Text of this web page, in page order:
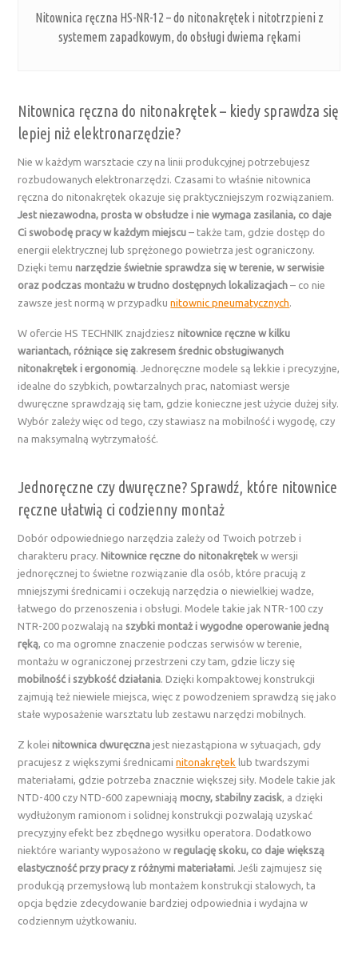
Nitownica ręczna HS-NR-12 – do nitonakrętek i nitotrzpieni z
systemem zapadkowym, do obsługi dwiema rękami
Nitownica ręczna do nitonakrętek – kiedy sprawdza się
lepiej niż elektronarzędzie?
Nie w każdym warsztacie czy na linii produkcyjnej potrzebujesz
rozbudowanych elektronarzędzi. Czasami to właśnie nitownica
ręczna do nitonakrętek okazuje się praktyczniejszym rozwiązaniem.
Jest niezawodna, prosta w obsłudze i nie wymaga zasilania, co daje
Ci swobodę pracy w każdym miejscu – także tam, gdzie dostęp do
energii elektrycznej lub sprężonego powietrza jest ograniczony.
Dzięki temunarzędzie świetnie sprawdza się w terenie, w serwisie
oraz podczas montażu w trudno dostępnych lokalizacjach – co nie
zawsze jest normą w przypadkunitownic pneumatycznych.
W ofercie HS TECHNIK znajdziesznitownice ręczne w kilku
wariantach, różniące się zakresem średnic obsługiwanych
nitonakrętek i ergonomią. Jednoręczne modele są lekkie i precyzyjne,
idealne do szybkich, powtarzalnych prac, natomiast wersje
dwuręczne sprawdzają się tam, gdzie konieczne jest użycie dużej siły.
Wybór zależy więc od tego, czy stawiasz na mobilność i wygodę, czy
na maksymalną wytrzymałość.
Jednoręczne czy dwuręczne? Sprawdź, które nitownice
ręczne ułatwią ci codzienny montaż
Dobór odpowiedniego narzędzia zależy od Twoich potrzeb i
charakteru pracy. Nitownice ręczne do nitonakrętek w wersji
jednoręcznej to świetne rozwiązanie dla osób, które pracują z
mniejszymi średnicami i oczekują narzędzia o niewielkiej wadze,
łatwego do przenoszenia i obsługi. Modele takie jak NTR-100 czy
NTR-200 pozwalają na szybki montaż i wygodne operowanie jedną
ręką, co ma ogromne znaczenie podczas serwisów w terenie,
montażu w ograniczonej przestrzeni czy tam, gdzie liczy się
mobilność i szybkość działania. Dzięki kompaktowej konstrukcji
zajmują też niewiele miejsca, więc z powodzeniem sprawdzą się jako
stałe wyposażenie warsztatu lub zestawu narzędzi mobilnych.
Z koleinitownica dwuręczna jest niezastąpiona w sytuacjach, gdy
pracujesz z większymi średnicaminitonakrętek lub twardszymi
materiałami, gdzie potrzeba znacznie większej siły. Modele takie jak
NTD-400 czy NTD-600 zapewniająmocny, stabilny zacisk, a dzięki
wydłużonym ramionom i solidnej konstrukcji pozwalają uzyskać
precyzyjny efekt bez zbędnego wysiłku operatora. Dodatkowo
niektóre warianty wyposażono wregulację skoku, co daje większą
elastyczność przy pracy z różnymi materiałami. Jeśli zajmujesz się
produkcją przemysłową lub montażem konstrukcji stalowych, ta
opcja będzie zdecydowanie bardziej odpowiednia i wydajna w
codziennym użytkowaniu.